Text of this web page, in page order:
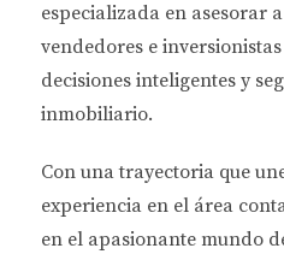
Falta de Investigación
Uno de los errores más
inversionistas extranjeros
local. Cada área tiene sus
precios y características
rentabilidad de una
especializada en asesorar a
vendedores e inversionistas
decisiones inteligentes y
inmobiliario.
Con una trayectoria que
experiencia en el área
en el apasionante mundo